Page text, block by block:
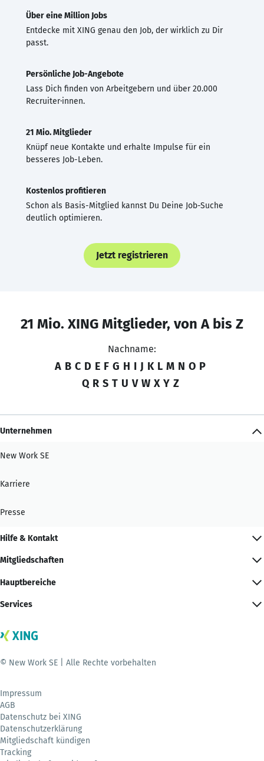
Über eine Million Jobs
Entdecke mit XING genau den Job, der wirklich zu Dir
passt.
Persönliche Job-Angebote
Lass Dich finden von Arbeitgebern und über 20.000
Recruiter·innen.
21 Mio. Mitglieder
Knüpf neue Kontakte und erhalte Impulse für ein
besseres Job-Leben.
Kostenlos profitieren
Schon als Basis-Mitglied kannst Du Deine Job-Suche
deutlich optimieren.
Jetzt registrieren
21 Mio. XING Mitglieder, von A bis Z
Nachname:
A B C D E F G H I J K L M N O P
Q R S T U V W X Y Z
Unternehmen
New Work SE
Karriere
Presse
Hilfe & Kontakt
Mitgliedschaften
Hauptbereiche
Services
© New Work SE | Alle Rechte vorbehalten
Impressum
AGB
Datenschutz bei XING
Datenschutzerklärung
Mitgliedschaft kündigen
Tracking